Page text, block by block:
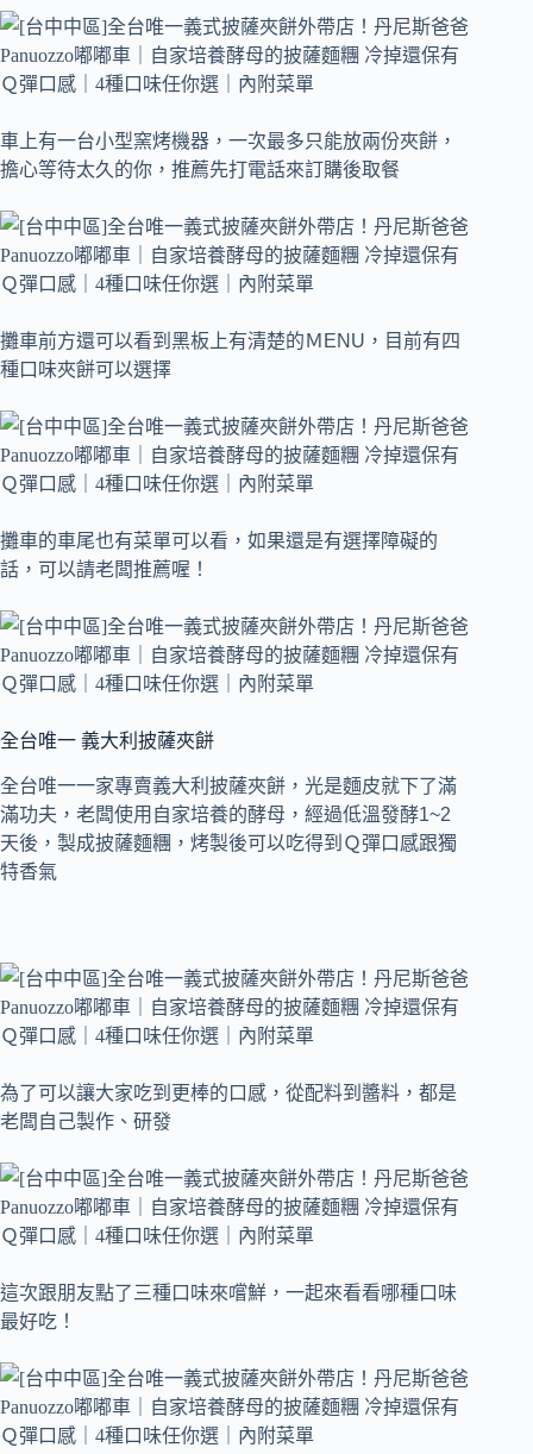
車上有一台小型窯烤機器，一次最多只能放兩份夾餅，
擔心等待太久的你，推薦先打電話來訂購後取餐
攤車前方還可以看到黑板上有清楚的ＭENU，目前有四
種口味夾餅可以選擇
攤車的車尾也有菜單可以看，如果還是有選擇障礙的
話，可以請老闆推薦喔！
全台唯一 義大利披薩夾餅
全台唯一一家專賣義大利披薩夾餅，光是麵皮就下了滿
滿功夫，老闆使用自家培養的酵母，經過低溫發酵1~2
天後，製成披薩麵糰，烤製後可以吃得到Ｑ彈口感跟獨
特香氣
為了可以讓大家吃到更棒的口感，從配料到醬料，都是
老闆自己製作、研發
這次跟朋友點了三種口味來嚐鮮，一起來看看哪種口味
最好吃！